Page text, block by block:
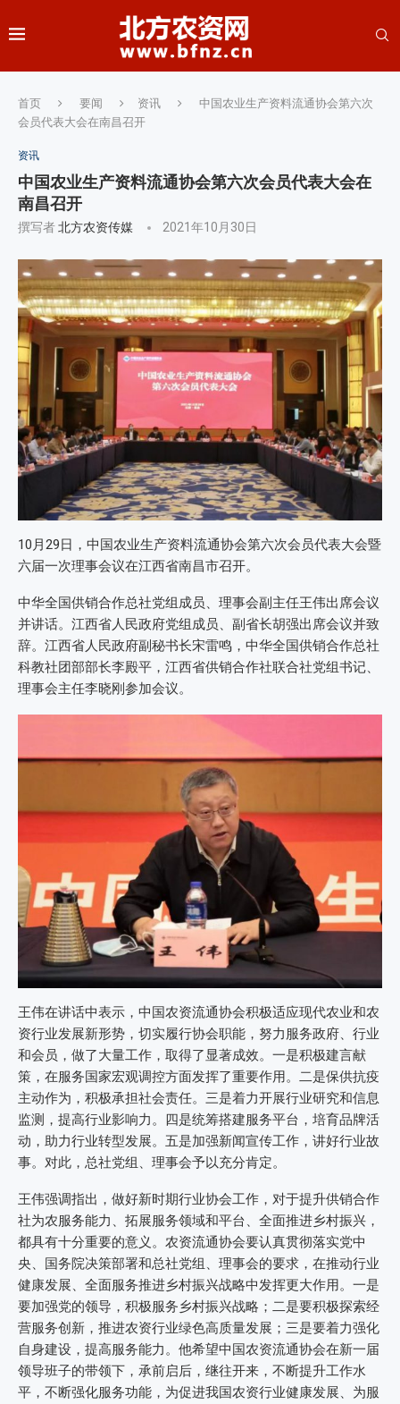
首页 要闻 资讯
中国农业生产资料流通协会第六次
会员代表大会在南昌召开
资讯
中国农业生产资料流通协会第六次会员代表大会在
南昌召开
撰写者北方农资传媒 2021年10月30日
10月29日，中国农业生产资料流通协会第六次会员代表大会暨
六届一次理事会议在江西省南昌市召开。
中华全国供销合作总社党组成员、理事会副主任王伟出席会议
并讲话。江西省人民政府党组成员、副省长胡强出席会议并致
辞。江西省人民政府副秘书长宋雷鸣，中华全国供销合作总社
科教社团部部长李殿平，江西省供销合作社联合社党组书记、
理事会主任李晓刚参加会议。
王伟在讲话中表示，中国农资流通协会积极适应现代农业和农
资行业发展新形势，切实履行协会职能，努力服务政府、行业
和会员，做了大量工作，取得了显著成效。一是积极建言献
策，在服务国家宏观调控方面发挥了重要作用。二是保供抗疫
主动作为，积极承担社会责任。三是着力开展行业研究和信息
监测，提高行业影响力。四是统筹搭建服务平台，培育品牌活
动，助力行业转型发展。五是加强新闻宣传工作，讲好行业故
事。对此，总社党组、理事会予以充分肯定。
王伟强调指出，做好新时期行业协会工作，对于提升供销合作
社为农服务能力、拓展服务领域和平台、全面推进乡村振兴，
都具有十分重要的意义。农资流通协会要认真贯彻落实党中
央、国务院决策部署和总社党组、理事会的要求，在推动行业
健康发展、全面服务推进乡村振兴战略中发挥更大作用。一是
要加强党的领导，积极服务乡村振兴战略；二是要积极探索经
营服务创新，推进农资行业绿色高质量发展；三是要着力强化
自身建设，提高服务能力。他希望中国农资流通协会在新一届
领导班子的带领下，承前启后，继往开来，不断提升工作水
平，不断强化服务功能，为促进我国农资行业健康发展、为服